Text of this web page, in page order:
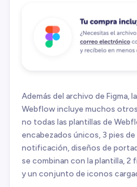
Además del archivo de Figma,
Webflow incluye muchos
no todas las plantillas de
encabezados únicos, 3 pies
notificación, diseños de
se combinan con la plantilla,
y un conjunto de iconos